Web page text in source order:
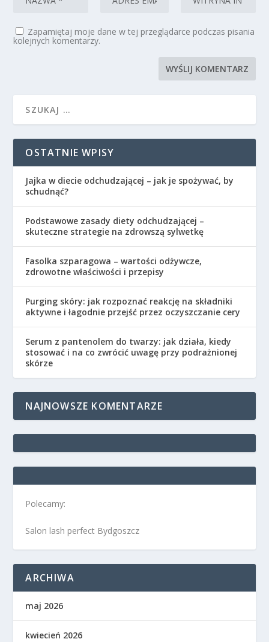
Zapamiętaj moje dane w tej przeglądarce podczas pisania
kolejnych komentarzy.
OSTATNIE WPISY
Jajka w diecie odchudzającej – jak je spożywać, by
schudnąć?
Podstawowe zasady diety odchudzającej –
skuteczne strategie na zdrowszą sylwetkę
Fasolka szparagowa – wartości odżywcze,
zdrowotne właściwości i przepisy
Purging skóry: jak rozpoznać reakcję na składniki
aktywne i łagodnie przejść przez oczyszczanie cery
Serum z pantenolem do twarzy: jak działa, kiedy
stosować i na co zwrócić uwagę przy podrażnionej
skórze
NAJNOWSZE KOMENTARZE
Polecamy:
Salon lash perfect Bydgoszcz
ARCHIWA
maj 2026
kwiecień 2026